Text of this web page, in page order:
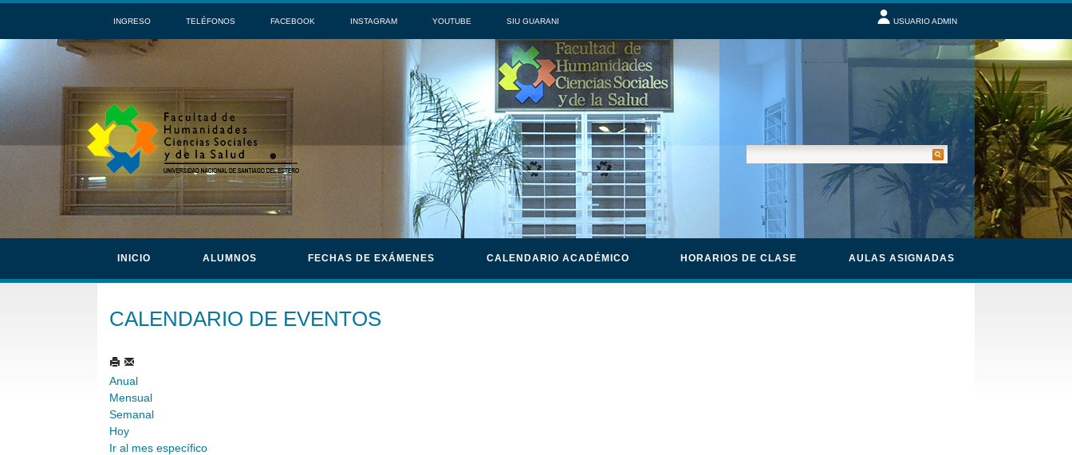
INGRESO TELÉFONOS FACEBOOK INSTAGRAM YOUTUBE SIU GUARANI USUARIO ADMIN
INICIO ALUMNOS FECHAS DE EXÁMENES CALENDARIO ACADÉMICO HORARIOS DE CLASE AULAS ASIGNADAS
CALENDARIO DE EVENTOS
Anual
Mensual
Semanal
Hoy
Ir al mes específico